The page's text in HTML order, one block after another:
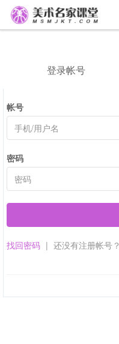
登录帐号
帐号
密码
找回密码 | 还没有注册帐号？